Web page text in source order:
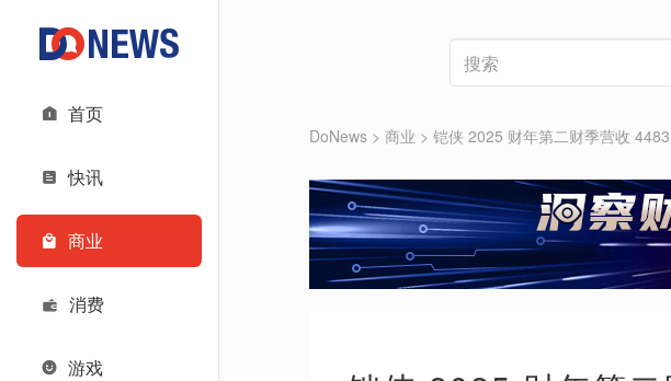
首页
快讯
商业
消费
游戏
DoNews > 商业 > 铠侠 2025 财年第二财季营收